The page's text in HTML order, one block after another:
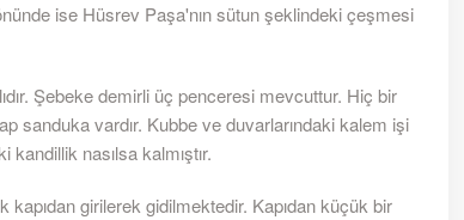
ise Hüsrev Paşa'nın sütun şeklindeki çeşmesi
Şebeke demirli üç penceresi mevcuttur. Hiç bir
sanduka vardır. Kubbe ve duvarlarındaki kalem işi
kandillik nasılsa kalmıştır.
girilerek gidilmektedir. Kapıdan küçük bir